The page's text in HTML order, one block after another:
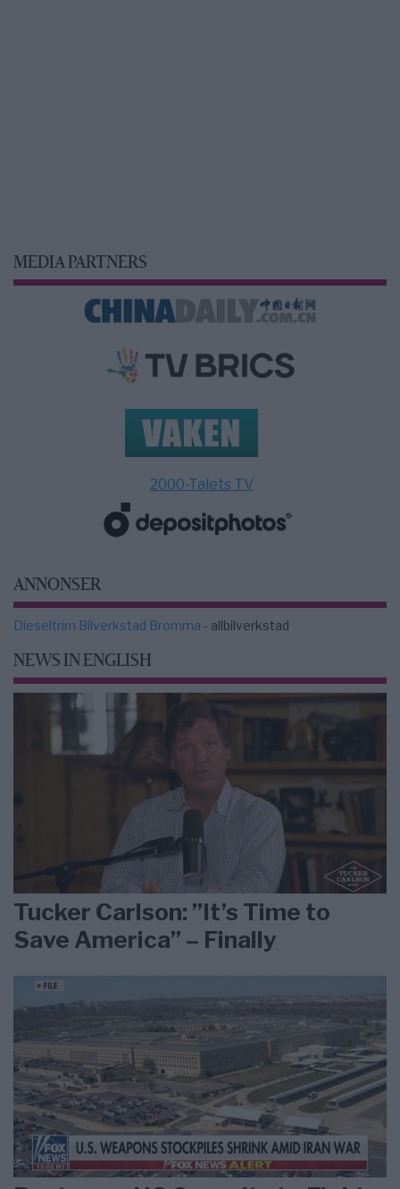
MEDIA PARTNERS
2000-Talets TV
ANNONSER
Dieseltrim Bilverkstad Bromma - allbilverkstad
NEWS IN ENGLISH
Tucker Carlson: ”It’s Time to
Save America” – Finally